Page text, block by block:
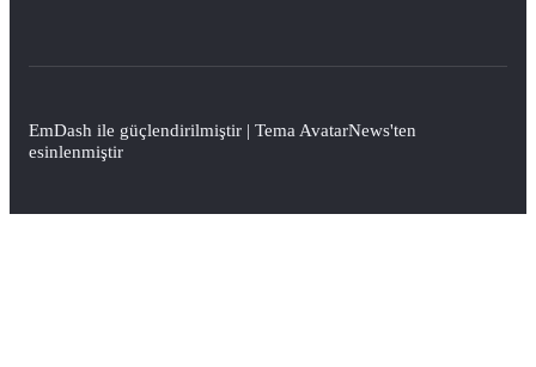
EmDash ile güçlendirilmiştir | Tema AvatarNews'ten
esinlenmiştir